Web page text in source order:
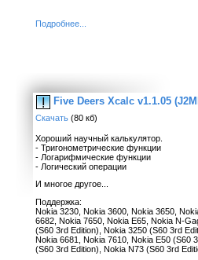
Подробнее...
Five Deers Xcalc v1.1.05
Скачать (80 кб)
Хороший научный калькулятор.
- Тригонометрические функции
- Логарифмические функции
- Логический операции
И многое другое...
Поддержка:
Nokia 3230, Nokia 3600, Nokia 3650,
6682, Nokia 7650, Nokia E65, Nokia N-
(S60 3rd Edition), Nokia 3250 (S60 3rd
Nokia 6681, Nokia 7610, Nokia E50 (S60
(S60 3rd Edition), Nokia N73 (S60 3rd